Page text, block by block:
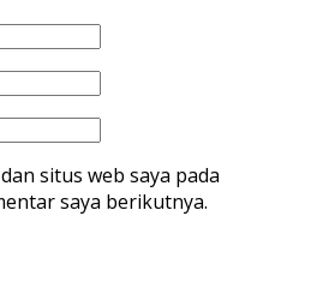
situs web saya pada
saya berikutnya.